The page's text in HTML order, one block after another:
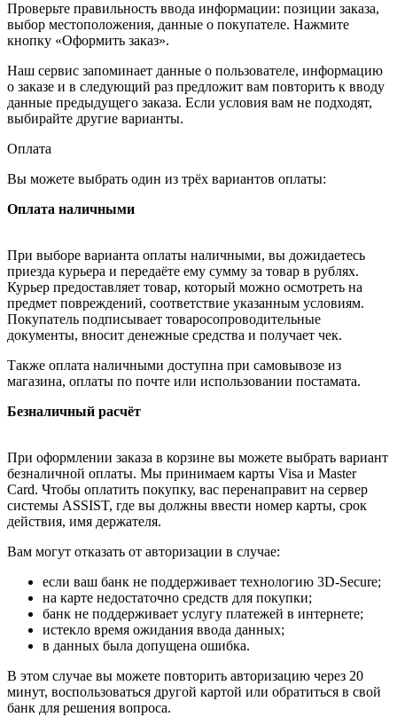
Проверьте правильность ввода информации: позиции заказа,
выбор местоположения, данные о покупателе. Нажмите
кнопку «Оформить заказ».
Наш сервис запоминает данные о пользователе, информацию
о заказе и в следующий раз предложит вам повторить к вводу
данные предыдущего заказа. Если условия вам не подходят,
выбирайте другие варианты.
Оплата
Вы можете выбрать один из трёх вариантов оплаты:
Оплата наличными
При выборе варианта оплаты наличными, вы дожидаетесь
приезда курьера и передаёте ему сумму за товар в рублях.
Курьер предоставляет товар, который можно осмотреть на
предмет повреждений, соответствие указанным условиям.
Покупатель подписывает товаросопроводительные
документы, вносит денежные средства и получает чек.
Также оплата наличными доступна при самовывозе из
магазина, оплаты по почте или использовании постамата.
Безналичный расчёт
При оформлении заказа в корзине вы можете выбрать вариант
безналичной оплаты. Мы принимаем карты Visa и Master
Card. Чтобы оплатить покупку, вас перенаправит на сервер
системы ASSIST, где вы должны ввести номер карты, срок
действия, имя держателя.
Вам могут отказать от авторизации в случае:
если ваш банк не поддерживает технологию 3D-Secure;
на карте недостаточно средств для покупки;
банк не поддерживает услугу платежей в интернете;
истекло время ожидания ввода данных;
в данных была допущена ошибка.
В этом случае вы можете повторить авторизацию через 20
минут, воспользоваться другой картой или обратиться в свой
банк для решения вопроса.